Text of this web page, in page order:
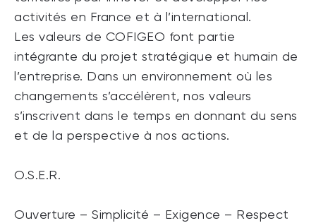
activités en France et à l’international.
Les valeurs de COFIGEO font partie
intégrante du projet stratégique et humain de
l’entreprise. Dans un environnement où les
changements s’accélèrent, nos valeurs
s’inscrivent dans le temps en donnant du sens
et de la perspective à nos actions.
O.S.E.R.
Ouverture – Simplicité – Exigence – Respect